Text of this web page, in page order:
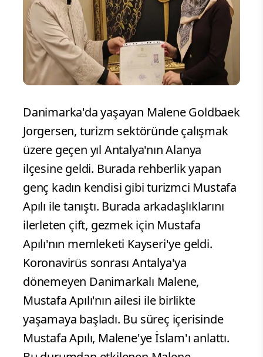
Danimarka'da yaşayan Malene Goldbaek
Jorgersen, turizm sektöründe çalışmak
üzere geçen yıl Antalya'nın Alanya
ilçesine geldi. Burada rehberlik yapan
genç kadın kendisi gibi turizmci Mustafa
Apılı ile tanıştı. Burada arkadaşlıklarını
ilerleten çift, gezmek için Mustafa
Apılı'nın memleketi Kayseri'ye geldi.
Koronavirüs sonrası Antalya'ya
dönemeyen Danimarkalı Malene,
Mustafa Apılı'nın ailesi ile birlikte
yaşamaya başladı. Bu süreç içerisinde
Mustafa Apılı, Malene'ye İslam'ı anlattı.